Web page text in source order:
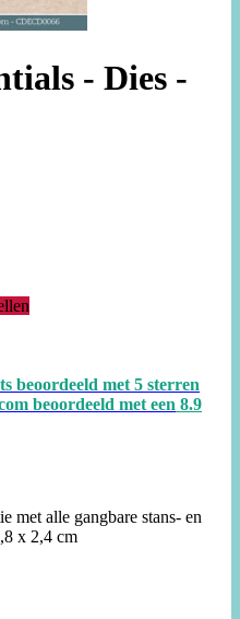
- Dies -
beoordeeld met 5 sterren
beoordeeld met een 8.9
met alle gangbare stans- en
x 2,4 cm